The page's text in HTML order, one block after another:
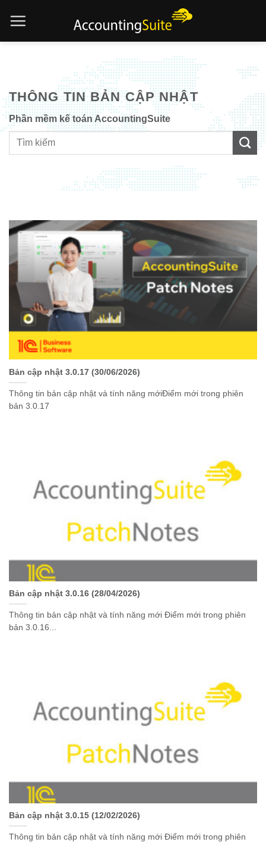
qua
THÔNG TIN BẢN CẬP NHẬT
Phần mềm kế toán AccountingSuite
Bản cập nhật 3.0.17 (30/06/2026)
Thông tin bản cập nhật và tính năng mớiĐiểm mới trong phiên
bản 3.0.17
Bản cập nhật 3.0.16 (28/04/2026)
Thông tin bản cập nhật và tính năng mới Điểm mới trong phiên
bản 3.0.16...
Bản cập nhật 3.0.15 (12/02/2026)
Thông tin bản cập nhật và tính năng mới Điểm mới trong phiên